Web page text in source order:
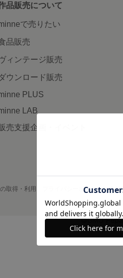
品販売について
で売りたい
品販売
ィンテージ販売
ウンロード販売
PLUS
LAB
売支援企画・イベント
取得・利用 プライバシーポリシー 会社
©GMO